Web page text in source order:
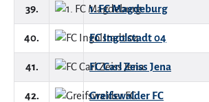
39. 1. FC Magdeburg
40. FC Ingolstadt 04
41. FC Carl Zeiss Jena
42. Greifswalder FC